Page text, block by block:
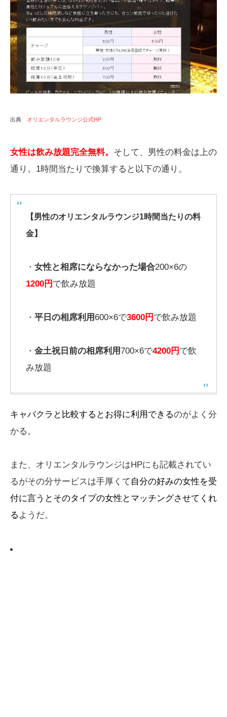
出典 オリエンタルラウンジ公式HP
女性は飲み放題完全無料。 そして、男性の料金は上の
通り。1時間当たりで換算すると以下の通り。
【男性のオリエンタルラウンジ1時間当たりの料
金】
・ 女性と相席にならなかった場合200×6の
1200円 で飲み放題
・ 平日の相席利用600×6で3600円 で飲み放題
・ 金土祝日前の相席利用700×6で4200円 で飲
み放題
キャバクラと比較するとお得に利用できるのがよく分
かる。
また、オリエンタルラウンジはHPにも記載されてい
るがその分サービスは手厚くて 自分の好みの女性を受
付に言うとそのタイプの女性とマッチングさせてくれ
る ようだ。